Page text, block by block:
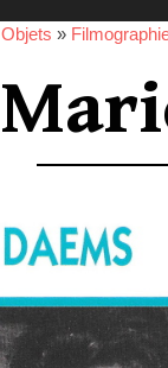
Objets »